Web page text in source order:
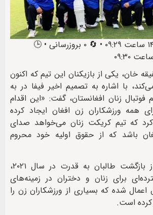
📅 انتشار: ۲۱ ثور ۱۴۰۵ ساعت ۰۹:۲۹ • 🔄 ۰ بروزرسانی • 🕒
خان، یکی از بازیکنان این تیم که اکنون
با اشاره به تصمیم اخیر فیفا در به
زنان افغانستان، گفت: «این اقدام
همه ورزشکاران زن افغان ایجاد کرده
که تیم کریکت زنان می‌خواهد صدای
باشد که از حقوق اولیه خود محروم
گفتنی است پس از بازگشت طالبان به قدرت در سال ۲۰۲۱،
برای زنان و دختران در زمینه‌های
شده که بسیاری از ورزشکاران زن را
است.